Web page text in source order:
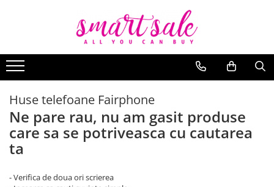
Accesorii telefoane
Huse telefoane
Huse telefoane Samsung
Care&Make-up
Seturi de rujuri
Machiaj
Masti pentru ten si gomaje
Ingrijirea parului & Hairstyling
Saruri de baie
Kit gaming
Mouse
Produse pentru copii
Casti copii
Jucarii de plus
Jucarii educative
Decoratiuni Craciun
Smartwatch & bijuterii
Smartwatch / Ceas inteligent
Curele Smartwatch
Bijuterii dama
Bijuterii barbati
Aparate intretinere si ingrijire corporala
Aparate de infrumusetare
Aparate de masaj
Huse telefoane Fairphone
Ne pare rau, nu am gasit produse
care sa se potriveasca cu cautarea
ta
- Verifica de doua ori scrierea